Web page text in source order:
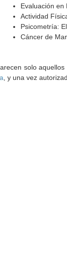
Evaluación en
Actividad
Psicometría:
Cáncer de
solo
, y una vez